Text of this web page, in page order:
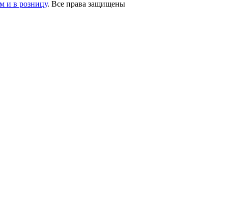
и в розницу. Все права защищены